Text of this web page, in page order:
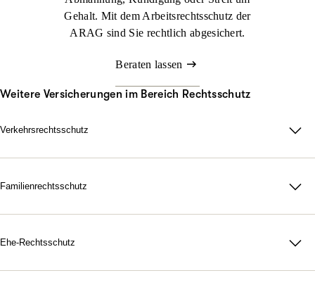
Gehalt. Mit dem Arbeitsrechtsschutz der
ARAG sind Sie rechtlich abgesichert.
Beraten lassen
Weitere Versicherungen im Bereich Rechtsschutz
Verkehrsrechtsschutz
Verkehrsrechtsschutz dafür, dass Sie zu Ihrem Recht kommen.
Jetzt konfigurieren Beraten lassen
Familienrechtsschutz
dem Leben gelassen gegenüber. Denn durch unsere flexiblen
ausfallen soll.
Ehe-Rechtsschutz